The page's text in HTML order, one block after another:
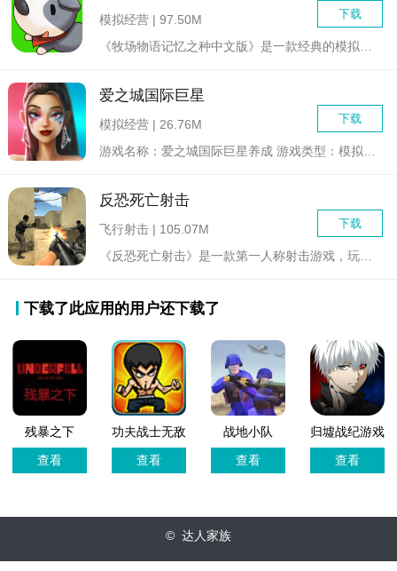
下载
模拟经营 | 97.50M
爱之城国际巨星
下载
模拟经营 | 26.76M
反恐死亡射击
下载
飞行射击 | 105.07M
下载了此应用的用户还下载了
残暴之下
(Underfell)游
戏
查看
功夫战士无敌
版
查看
战地小队
查看
归墟战纪游戏
官方版
查看
© 达人家族